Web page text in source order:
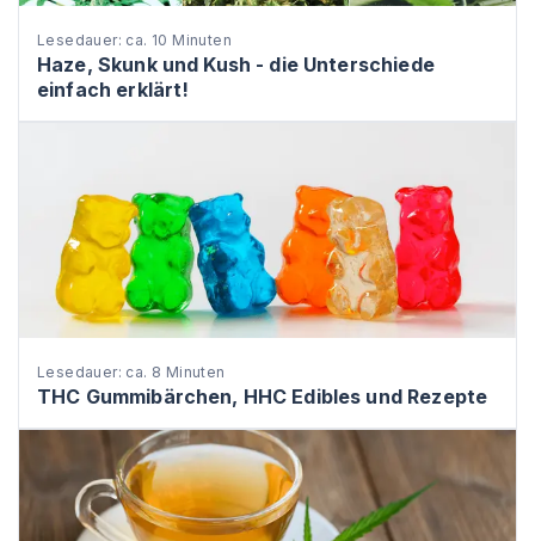
Lesedauer: ca. 10 Minuten
Haze, Skunk und Kush - die Unterschiede
einfach erklärt!
Lesedauer: ca. 8 Minuten
THC Gummibärchen, HHC Edibles und Rezepte